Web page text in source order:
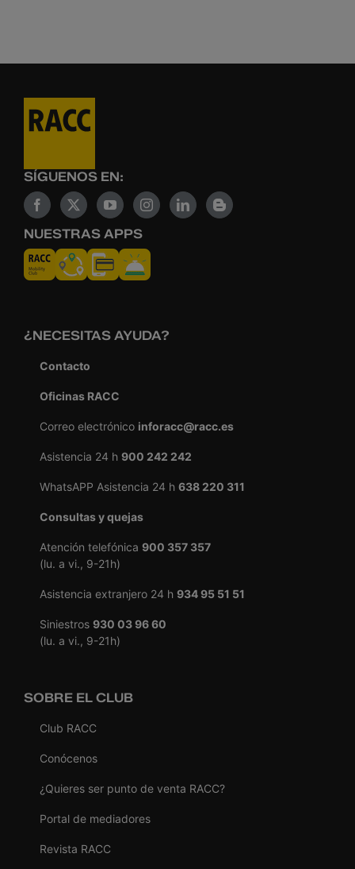
SÍGUENOS EN:
NUESTRAS APPS
¿NECESITAS AYUDA?
Contacto
Oficinas RACC
Correo electrónico inforacc@racc.es
Asistencia 24 h 900 242 242
WhatsAPP Asistencia 24 h 638 220 311
Consultas y quejas
Atención telefónica 900 357 357
(lu. a vi., 9-21h)
Asistencia extranjero 24 h 934 95 51 51
Siniestros 930 03 96 60
(lu. a vi., 9-21h)
SOBRE EL CLUB
Club RACC
Conócenos
¿Quieres ser punto de venta RACC?
Portal de mediadores
Revista RACC